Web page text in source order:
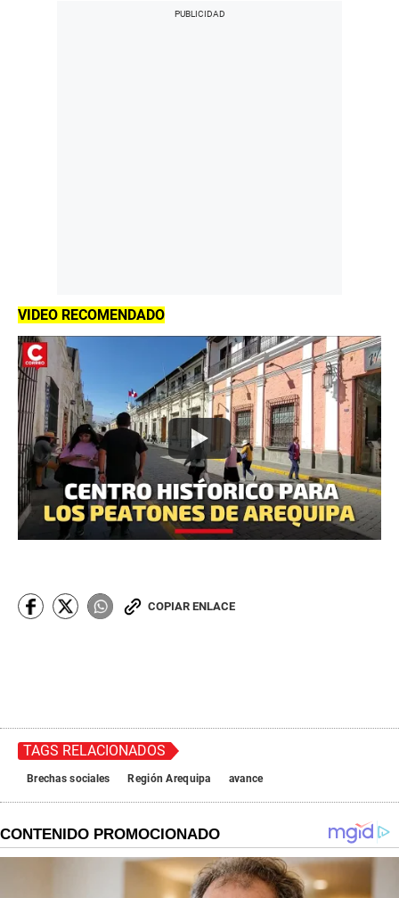
VIDEO RECOMENDADO
COPIAR ENLACE
TAGS RELACIONADOS
Brechas sociales Región Arequipa avance